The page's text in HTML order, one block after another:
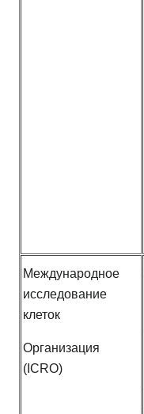
Международное
исследование
клеток
Организация
(ICRO)